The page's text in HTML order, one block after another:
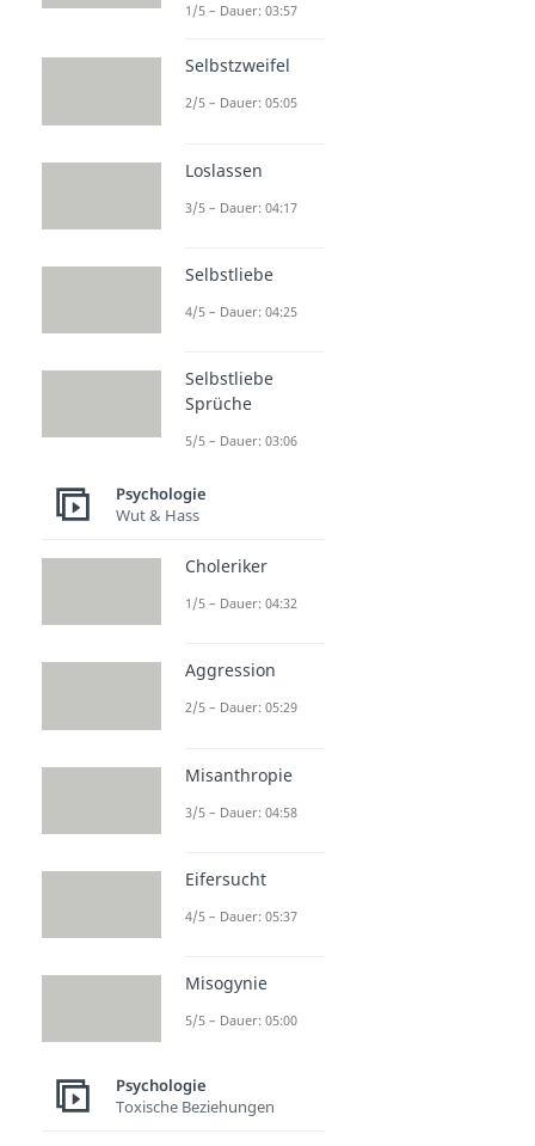
1/5 – Dauer: 03:57
Selbstzweifel
2/5 – Dauer: 05:05
Loslassen
3/5 – Dauer: 04:17
Selbstliebe
4/5 – Dauer: 04:25
Selbstliebe
Sprüche
5/5 – Dauer: 03:06
Psychologie
Wut & Hass
Choleriker
1/5 – Dauer: 04:32
Aggression
2/5 – Dauer: 05:29
Misanthropie
3/5 – Dauer: 04:58
Eifersucht
4/5 – Dauer: 05:37
Misogynie
5/5 – Dauer: 05:00
Psychologie
Toxische Beziehungen